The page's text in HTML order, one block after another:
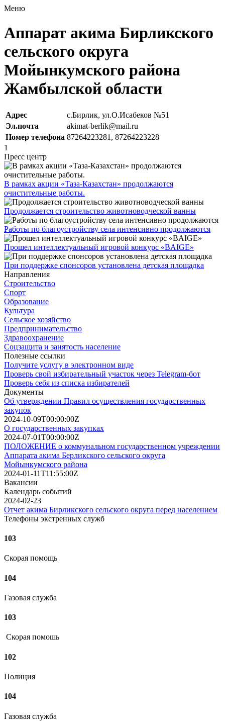
Меню
Аппарат акима Бирликского
сельского округа
Мойынкумского района
Жамбылской области
Адрес
с.Бирлик, ул.О.Исабеков №51
Эл.почта
akimat-berlik@mail.ru
Номер телефона 87264223281, 87264223228
1
Пресс центр
В рамках акции «Таза-Казахстан» продолжаются
очистительные работы.
Продолжается строительство животноводческой ванны
Работы по благоустройству села интенсивно продолжаются
Прошел интеллектуальный игровой конкурс «BAIGE»
При поддержке спонсоров установлена детская площадка
Направления
Строительство
Спорт
Образование
Культура
Сельское хозяйство
Предпринимательство
Здравоохранение
Соцзащита и занятость население
Полезные ссылки
Получите услугу в электронном виде
Проверь свой избирательный участок через Telegram-бот
Проверь себя из списка избирателей
Документы
Об утверждении Правил осуществления государственных
закупок
2024-10-09T00:00:00Z
О государственных закупках
2024-07-01T00:00:00Z
ПОЛОЖЕНИЕ о коммунальном государственном учреждении
Аппарата акима Берликского сельского округа
Мойынкумского района
2024-01-11T11:55:00Z
Вакансии
Календарь событий
2024-02-23
Отчет акима Бирликского сельского округа перед населением
Телефоны экстренных служб
103
Скорая помощь
104
Газовая служба
103
Скорая помошь
102
Полиция
104
Газовая служба